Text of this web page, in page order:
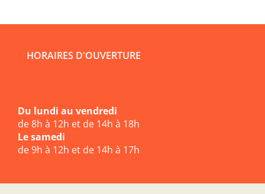
HORAIRES D'OUVERTURE
Du lundi au vendredi
de 8h à 12h et de 14h à 18h
Le samedi
de 9h à 12h et de 14h à 17h